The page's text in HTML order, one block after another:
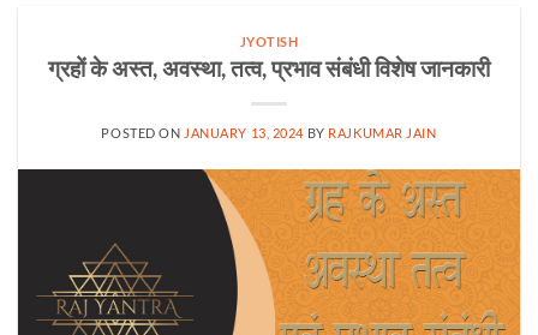
JYOTISH
ग्रहों के अस्त, अवस्था, तत्व, प्रभाव संबंधी विशेष जानकारी
POSTED ON JANUARY 13, 2024 BY RAJKUMAR JAIN